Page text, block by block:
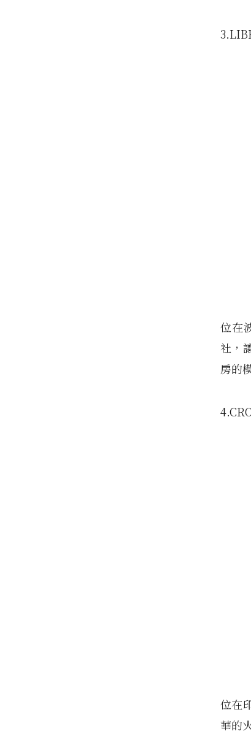
位在
社，
房的
位在
華的